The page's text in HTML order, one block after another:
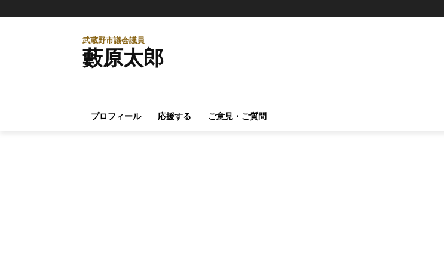
武蔵野市議会議員
藪原太郎
プロフィール 応援する ご意見・ご質問